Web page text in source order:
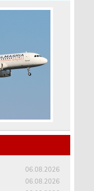
06.08.2026
06.08.2026